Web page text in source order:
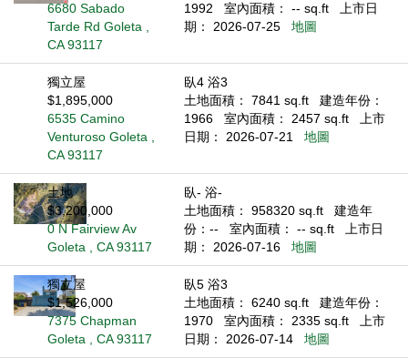
6680 Sabado
Tarde Rd Goleta ,
CA 93117
1992
室內面積： -- sq.ft
上市日
期： 2026-07-25
地圖
獨立屋
$1,895,000
6535 Camino
Venturoso Goleta ,
CA 93117
臥4 浴3
土地面積： 7841 sq.ft
建造年份：
1966
室內面積： 2457 sq.ft
上市
日期： 2026-07-21
地圖
土地
$3,200,000
0 N Fairview Av
Goleta , CA 93117
臥- 浴-
土地面積： 958320 sq.ft
建造年
份：--
室內面積： -- sq.ft
上市日
期： 2026-07-16
地圖
獨立屋
$1,526,000
7375 Chapman
Goleta , CA 93117
臥5 浴3
土地面積： 6240 sq.ft
建造年份：
1970
室內面積： 2335 sq.ft
上市
日期： 2026-07-14
地圖